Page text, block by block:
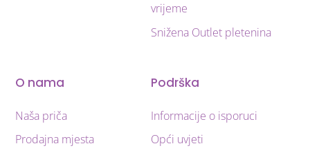
vrijeme
Snižena Outlet pletenina
O nama
Naša priča
Prodajna mjesta
Podrška
Informacije o isporuci
Opći uvjeti